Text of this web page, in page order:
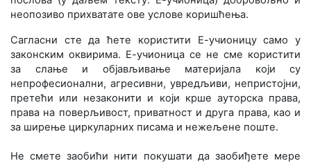
неопозиво прихватате ове услове коришћења.
Сагласни сте да ћете користити Е-учионицу само у
законским оквирима. Е-учионица се не сме користити
за слање и објављивање материјала који су
непрофесионални, агресивни, увредљиви, непристојни,
претећи или незаконити и који крше ауторска права,
права на поверљивост, приватност и друга права, као и
за ширење циркуларних писама и нежељене поште.
Не смете заобићи нити покушати да заобиђете мере